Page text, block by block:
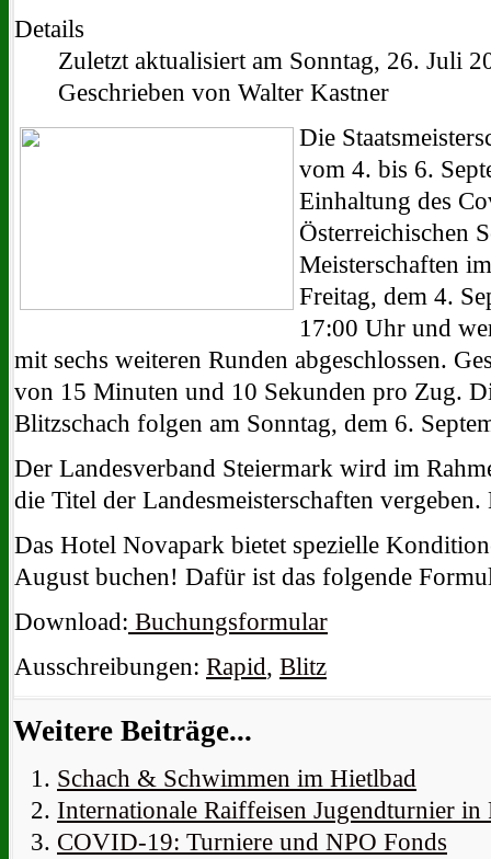
Details
Zuletzt aktualisiert am Sonntag, 26. Juli
Geschrieben von Walter Kastner
Die
vom 4. bis 6.
Einhaltung des
Österreichischen
Meisterschaften
Freitag, dem 4.
17:00 Uhr und
mit sechs weiteren Runden abgeschlossen.
von 15 Minuten und 10 Sekunden pro Zug.
Blitzschach folgen am Sonntag, dem 6.
Der Landesverband Steiermark wird im
die Titel der Landesmeisterschaften
Das Hotel Novapark bietet spezielle
August buchen! Dafür ist das folgende
Download: Buchungsformular
Ausschreibungen: Rapid, Blitz
Weitere Beiträge...
Schach & Schwimmen im Hietlbad
Internationale Raiffeisen Jugendturnier in
COVID-19: Turniere und NPO Fonds